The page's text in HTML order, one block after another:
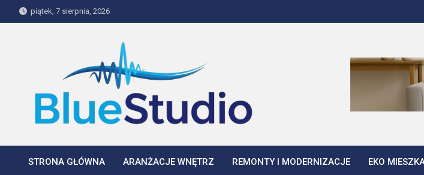
to
piątek, 7 sierpnia, 2026
BlueStudio
STRONA GŁÓWNA ARANŻACJE WNĘTRZ REMONTY I MODERNIZACJE EKO